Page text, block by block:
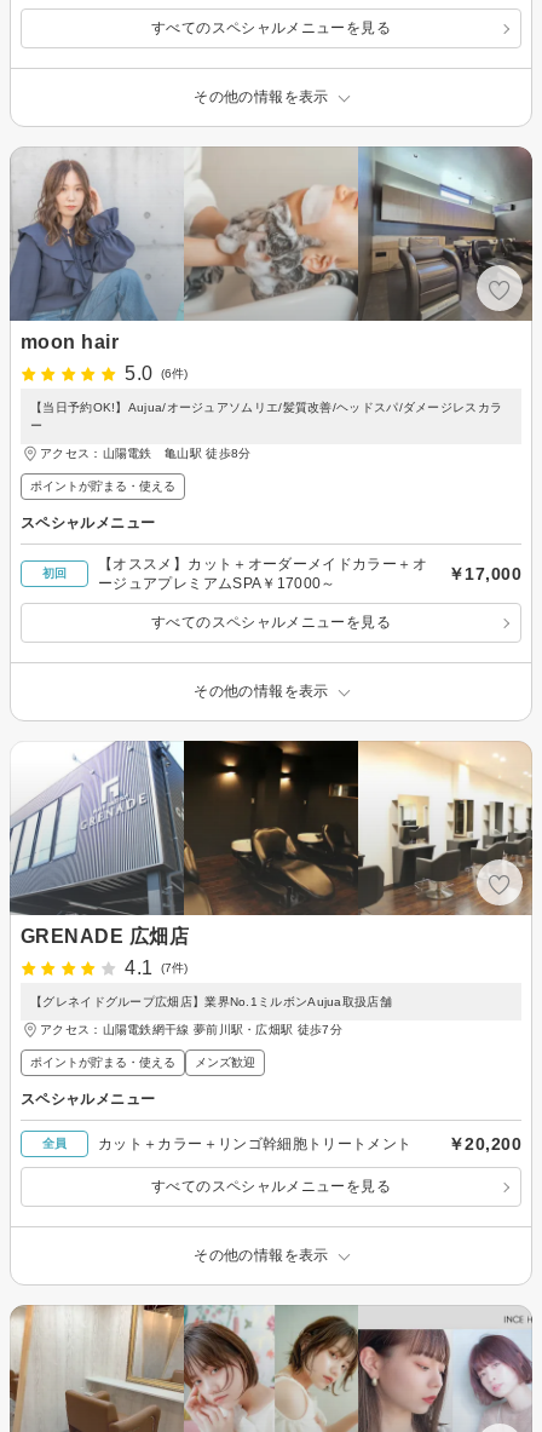
すべてのスペシャルメニューを見る
その他の情報を表示
moon hair
5.0
(6件)
【当日予約OK!】Aujua/オージュアソムリエ/髪質改善/ヘッドスパ/ダメージレスカラ
ー
アクセス：山陽電鉄 亀山駅 徒歩8分
ポイントが貯まる・使える
スペシャルメニュー
初回
【オススメ】カット＋オーダーメイドカラー＋オ
ージュアプレミアムSPA￥17000～
￥17,000
すべてのスペシャルメニューを見る
その他の情報を表示
GRENADE 広畑店
4.1
(7件)
【グレネイドグループ広畑店】業界No.1ミルボンAujua取扱店舗
アクセス：山陽電鉄網干線 夢前川駅・広畑駅 徒歩7分
ポイントが貯まる・使える メンズ歓迎
スペシャルメニュー
全員 カット＋カラー＋リンゴ幹細胞トリートメント ￥20,200
すべてのスペシャルメニューを見る
その他の情報を表示